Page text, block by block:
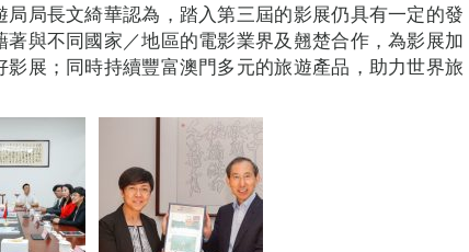
局長文綺華認為，踏入第三屆的影展仍具有一定的發
與不同國家／地區的電影業界及翹楚合作，為影展加
展；同時持續豐富澳門多元的旅遊產品，助力世界旅